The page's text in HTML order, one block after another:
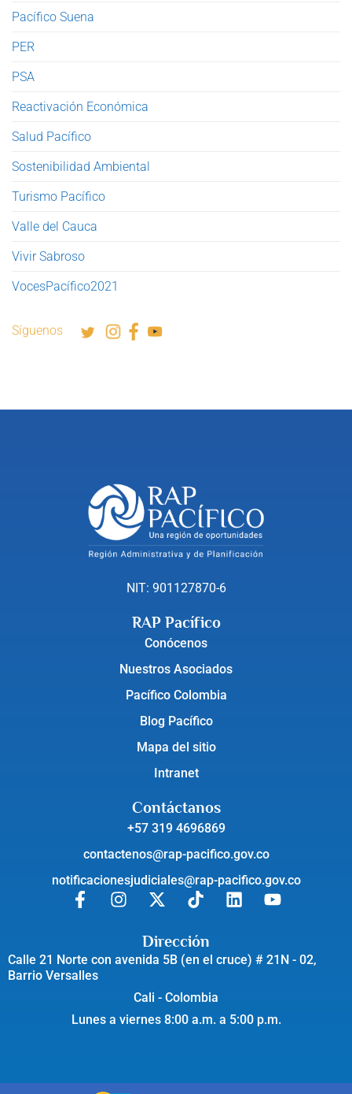
Pacífico Suena
PER
PSA
Reactivación Económica
Salud Pacífico
Sostenibilidad Ambiental
Turismo Pacífico
Valle del Cauca
Vivir Sabroso
VocesPacífico2021
Síguenos
NIT: 901127870-6
RAP Pacífico
Conócenos
Nuestros Asociados
Pacífico Colombia
Blog Pacífico
Mapa del sitio
Intranet
Contáctanos
+57 319 4696869
contactenos@rap-pacifico.gov.co
notificacionesjudiciales@rap-pacifico.gov.co
Dirección
Calle 21 Norte con avenida 5B (en el cruce) # 21N - 02,
Barrio Versalles
Cali - Colombia
Lunes a viernes 8:00 a.m. a 5:00 p.m.